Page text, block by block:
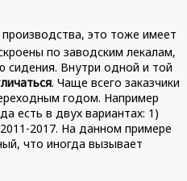
это тоже имеет
по заводским лекалам,
сидения. Внутри одной и той
. Чаще всего заказчики
годом. Например
есть в двух вариантах: 1)
2017. На данном примере
что иногда вызывает